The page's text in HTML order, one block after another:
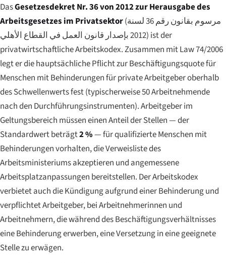
DasGesetzesdekret Nr. 36 von 2012 zur Herausgabe des
Arbeitsgesetzes im Privatsektor(مرسوم بقانون رقم 36 لسنة
2012 بإصدار قانون العمل في القطاع الأهلي) ist der
privatwirtschaftliche Arbeitskodex. Zusammen mit Law 74/2006
legt er die hauptsächliche Pflicht zur Beschäftigungsquote für
Menschen mit Behinderungen für private Arbeitgeber oberhalb
des Schwellenwerts fest (typischerweise 50 Arbeitnehmende
nach den Durchführungsinstrumenten). Arbeitgeber im
Geltungsbereich müssen einen Anteil der Stellen — der
Standardwert beträgt2 %— für qualifizierte Menschen mit
Behinderungen vorhalten, die Verweisliste des
Arbeitsministeriums akzeptieren und angemessene
Arbeitsplatzanpassungen bereitstellen. Der Arbeitskodex
verbietet auch die Kündigung aufgrund einer Behinderung und
verpflichtet Arbeitgeber, bei Arbeitnehmerinnen und
Arbeitnehmern, die während des Beschäftigungsverhältnisses
eine Behinderung erwerben, eine Versetzung in eine geeignete
Stelle zu erwägen.